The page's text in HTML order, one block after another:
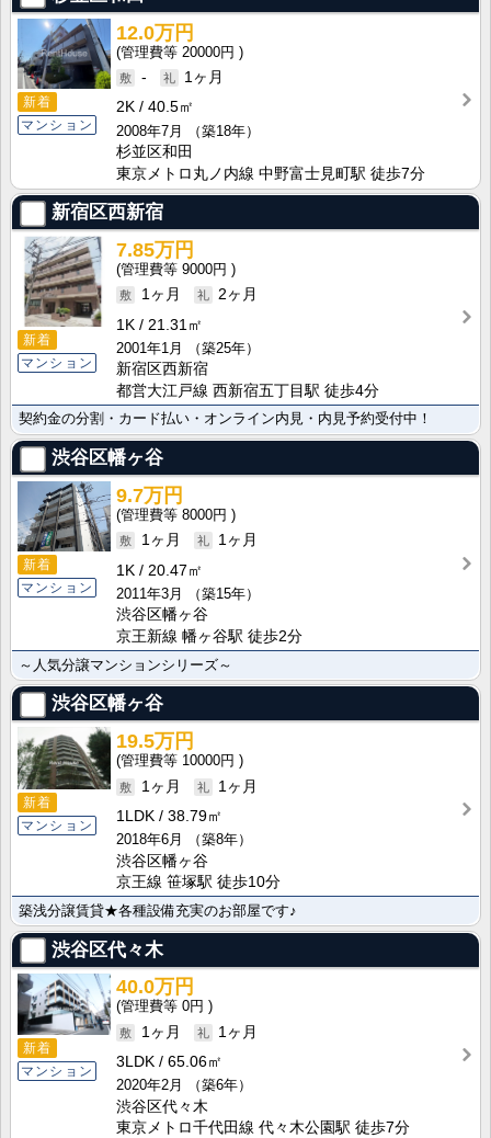
新着
マンション
12.0万円
20000円
-
1ヶ月
2K
40.5㎡
2008年7月
（築18年）
杉並区和田
東京メトロ丸ノ内線 中野富士見町駅 徒歩7分
新宿区西新宿
新着
マンション
7.85万円
9000円
1ヶ月
2ヶ月
1K
21.31㎡
2001年1月
（築25年）
新宿区西新宿
都営大江戸線 西新宿五丁目駅 徒歩4分
契約金の分割・カード払い・オンライン内見・内見予約受付中！
渋谷区幡ヶ谷
新着
マンション
9.7万円
8000円
1ヶ月
1ヶ月
1K
20.47㎡
2011年3月
（築15年）
渋谷区幡ヶ谷
京王新線 幡ヶ谷駅 徒歩2分
～人気分譲マンションシリーズ～
渋谷区幡ヶ谷
新着
マンション
19.5万円
10000円
1ヶ月
1ヶ月
1LDK
38.79㎡
2018年6月
（築8年）
渋谷区幡ヶ谷
京王線 笹塚駅 徒歩10分
築浅分譲賃貸★各種設備充実のお部屋です♪
渋谷区代々木
新着
マンション
40.0万円
0円
1ヶ月
1ヶ月
3LDK
65.06㎡
2020年2月
（築6年）
渋谷区代々木
東京メトロ千代田線 代々木公園駅 徒歩7分